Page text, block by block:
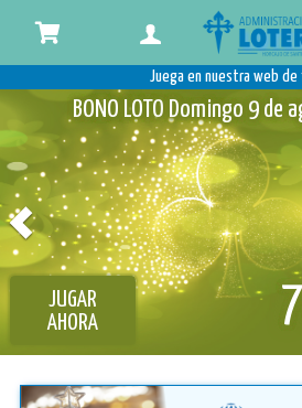
administración
para
comprar
online
Juega en nuestra web
EUROMILLONES Martes 11
JUGAR
AHORA
Previous